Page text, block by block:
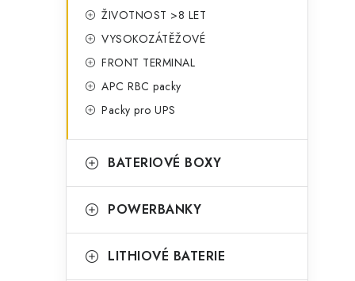
ŽIVOTNOST >8 LET
VYSOKOZÁTĚŽOVÉ
FRONT TERMINAL
APC RBC packy
Packy pro UPS
BATERIOVÉ BOXY
POWERBANKY
LITHIOVÉ BATERIE